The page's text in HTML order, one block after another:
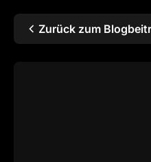
Zurück zum